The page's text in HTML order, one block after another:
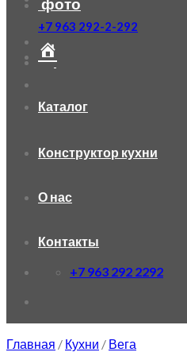
+7 963 292-2-292
Каталог
Конструктор кухни
О нас
Контакты
+7 963 292 2292
Главная / Кухни / Вега